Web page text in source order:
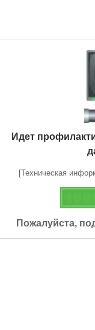
Идет
[Техническая
Пожалуйста,